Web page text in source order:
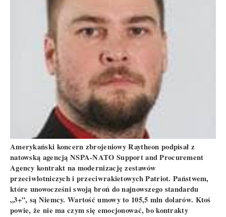
Amerykański koncern zbrojeniowy Raytheon podpisał z
natowską agencją NSPA-NATO Support and Procurement
Agency kontrakt na modernizację zestawów
przeciwlotniczych i przeciwrakietowych Patriot. Państwem,
które unowocześni swoją broń do najnowszego standardu
„3+”, są Niemcy. Wartość umowy to 105,5 mln dolarów. Ktoś
powie, że nie ma czym się emocjonować, bo kontrakty